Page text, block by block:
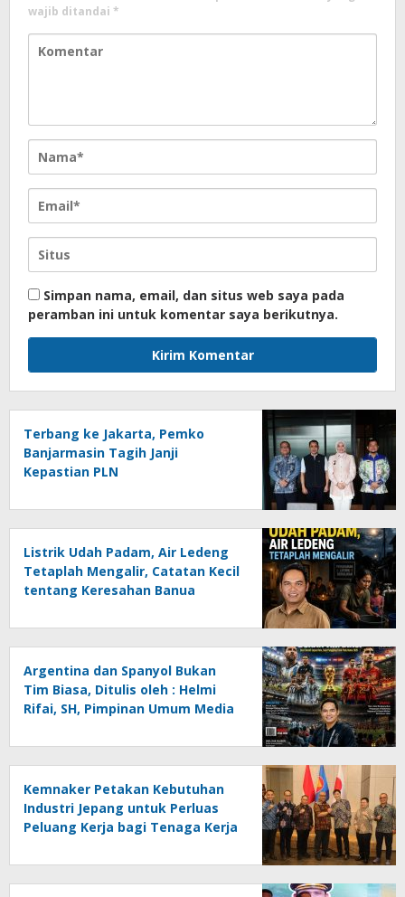
wajib ditandai *
Simpan nama, email, dan situs web saya pada
peramban ini untuk komentar saya berikutnya.
Terbang ke Jakarta, Pemko
Banjarmasin Tagih Janji
Kepastian PLN
Listrik Udah Padam, Air Ledeng
Tetaplah Mengalir, Catatan Kecil
tentang Keresahan Banua
Ancaman Lingkungan, Oleh :
Helmi Rifai, SH
Argentina dan Spanyol Bukan
Tim Biasa, Ditulis oleh : Helmi
Rifai, SH, Pimpinan Umum Media
Kemnaker Petakan Kebutuhan
Industri Jepang untuk Perluas
Peluang Kerja bagi Tenaga Kerja